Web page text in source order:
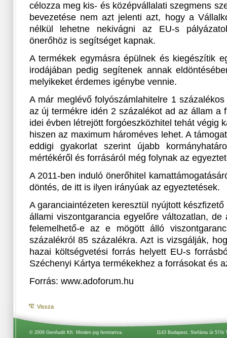
célozza meg kis- és középvállalati szegmens
bevezetése nem azt jelenti azt, hogy a
nélkül lehetne nekivágni az EU-s
önerőhöz is segítséget kapnak.
A termékek egymásra épülnek és kiegészítik
irodájában pedig segítenek annak
melyikeket érdemes igénybe vennie.
A már meglévő folyószámlahitelre 1
az új termékre idén 2 százalékot ad az állam a
idei évben létrejött forgóeszközhitel tehát végig
hiszen az maximum hároméves lehet. A
eddigi gyakorlat szerint újabb
mértékéről és forrásáról még folynak az
A 2011-ben induló önerőhitel
döntés, de itt is ilyen irányúak az egyeztetések.
A garanciaintézeten keresztül nyújtott
állami viszontgarancia egyelőre változatlan, de
felemelhető-e az e mögött álló
százalékról 85 százalékra. Azt is vizsgálják,
hazai költségvetési forrás helyett EU-s
Széchenyi Kártya termékekhez a forrásokat és
Forrás: www.adoforum.hu
Vissza
1143 Budapest, Stefánia út 57/b
© 2009 GenAudit Kft. Minden jog fenntartva.